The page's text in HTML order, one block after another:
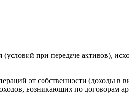
при передаче активов),
от собственности (доходы в
возникающих по договорам